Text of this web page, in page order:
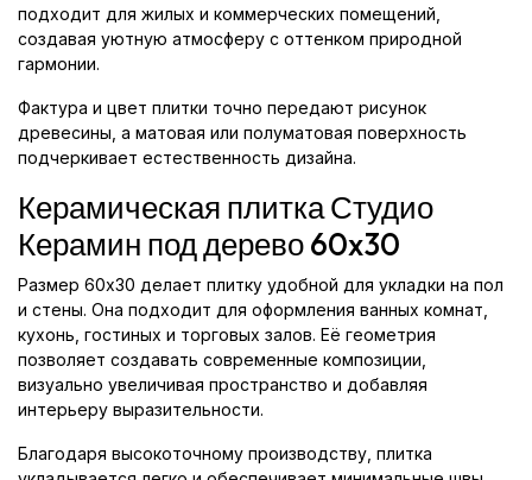
подходит для жилых и коммерческих помещений,
создавая уютную атмосферу с оттенком природной
гармонии.
Фактура и цвет плитки точно передают рисунок
древесины, а матовая или полуматовая поверхность
подчеркивает естественность дизайна.
Керамическая плитка Студио
Керамин под дерево 60x30
Размер 60x30 делает плитку удобной для укладки на пол
и стены. Она подходит для оформления ванных комнат,
кухонь, гостиных и торговых залов. Её геометрия
позволяет создавать современные композиции,
визуально увеличивая пространство и добавляя
интерьеру выразительности.
Благодаря высокоточному производству, плитка